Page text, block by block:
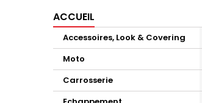
ACCUEIL
Accessoires, Look & Covering
Moto
Carrosserie